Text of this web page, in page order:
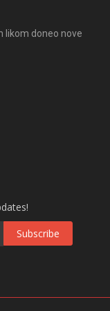
likom doneo nove
Subscribe